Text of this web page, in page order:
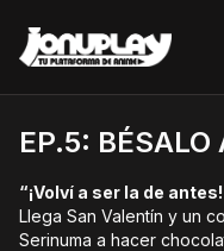
EP.5:
“¡Volví a ser la de
Llega San Valentín y un
Serinuma a hacer